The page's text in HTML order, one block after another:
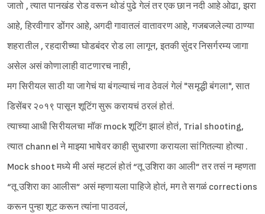
जातो , त्यात पानखंड रोड वरून थोडं पुढे गेलं तर एक छान नदी आहे ओढा, झरा
आहे, हिरवीगार डोंगर आहे, अगदी गावातलं वातावरण आहे, गजबजलेल्या ठाण्या
शहरातील , रहदारीच्या घोडबंदर रोड ला लागून, इतकी सुंदर निसर्गरम्य जागा
असेल असं कोणालाही वाटणारच नाही,
मग सिरीयल साठी या जागेचं या बंगल्याचं नाव ठेवलं गेलं "समृद्धी बंगला", सात
डिसेंबर २०१९ पासून शूटिंग सुरू करायचं ठरलं होतं.
त्याच्या आधी सिरीयलचा मॉक mock शूटिंग झालं होतं, Trial shooting,
त्यात channel ने माझ्या भाषेवर काही सुधारणा करायला सांगितल्या होत्या .
Mock shoot मध्ये मी असं म्हटलं होतं “तू उशिरा का आली” तर तसं न म्हणता
“तू उशिरा का आलीस” असं म्हणायला पाहिजे होतं, मग ते सगळं corrections
करून पुन्हा शूट करून त्यांना पाठवलं,